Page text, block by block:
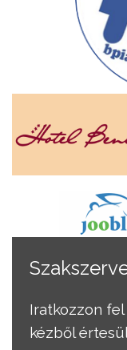
Iratkozzon
kézből